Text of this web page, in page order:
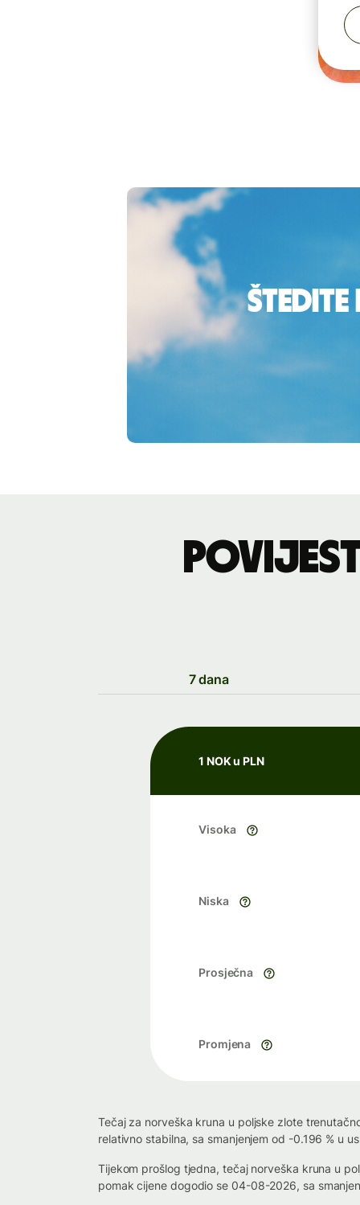
7 dana
1 NOK u PLN
Visoka
Niska
Prosječna
Promjena
Tečaj za norveška kruna u poljske zlote
relativno stabilna, sa smanjenjem od -0.196 % u
Tijekom prošlog tjedna, tečaj norveška kruna u
pomak cijene dogodio se 04-08-2026, sa